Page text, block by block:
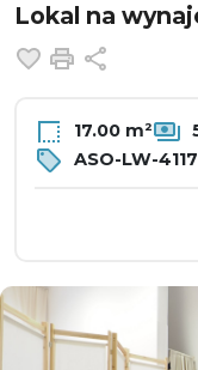
Lokal na
Dodaj do
Drukuj
17.00 m²
ASO-LW-